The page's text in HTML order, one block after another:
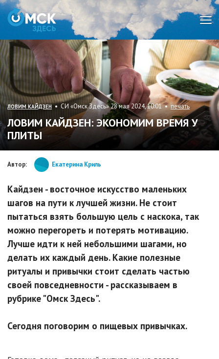
ЛОВИМ КАЙДЗЕН• СИ «Омск Здесь» 28 мая 2024, 10:01 •печать
ЛОВИМ КАЙДЗЕН: ЭКОНОМИМ ВРЕМЯ У
ПЛИТЫ
Автор: Екатерина Криль
Кайдзен - восточное искусство маленьких
шагов на пути к лучшей жизни. Не стоит
пытаться взять большую цель с наскока, так
можно перегореть и потерять мотивацию.
Лучше идти к ней небольшими шагами, но
делать их каждый день. Какие полезные
ритуалы и привычки стоит сделать частью
своей повседневности - рассказываем в
рубрике "Омск Здесь".
Сегодня поговорим о пищевых привычках.